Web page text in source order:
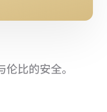
比的安全。